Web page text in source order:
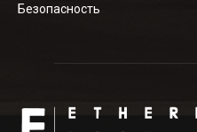
Безопасность